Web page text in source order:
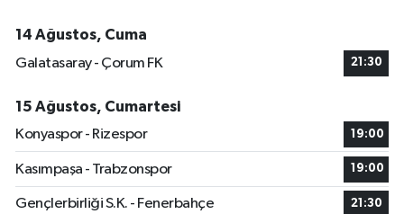
14 Ağustos, Cuma
Galatasaray - Çorum FK
21:30
15 Ağustos, Cumartesi
Konyaspor - Rizespor
19:00
Kasımpaşa - Trabzonspor 19:00
Gençlerbirliği S.K. - Fenerbahçe 21:30